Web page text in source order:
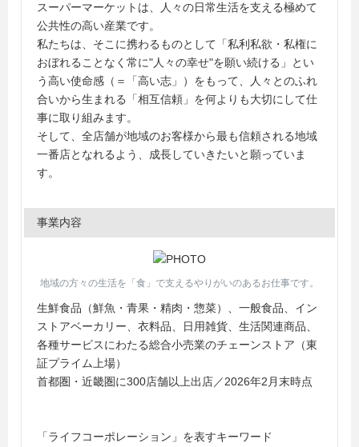
スーパーマーケットは、人々の日常生活を支える極めて
公共性の高い産業です。
私たちは、そこに携わるものとして「私利私欲・私権に
おぼれることなく常に"人々の幸せ"を願い続ける」とい
う高い使命感（＝「高い志」）をもって、人々とのふれ
合いから生まれる「相互信頼」を何よりも大切にして仕
事に取り組みます。
そして、全店舗が地域のお客様から最も信頼される地域
一番店となれるよう、成長していきたいと願っていま
す。
事業内容
地域の方々の生活を「食」で支えるやりがいのあるお仕事です。
生鮮食品（鮮魚・青果・精肉・惣菜）、一般食品、イン
ストアベーカリー、衣料品、日用雑貨、生活関連商品、
各種サービスにわたる総合小売業のチェーンストア（東
証プライム上場）
首都圏・近畿圏に300店舗以上出店／2026年2月末時点
「ライフコーポレーション」を表すキーワード